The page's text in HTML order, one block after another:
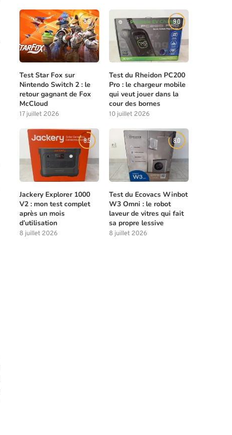
8.0
Test Star Fox sur
Nintendo Switch 2 : le
retour gagnant de Fox
McCloud
17 juillet 2026
9.0
Test du Rheidon PC200
Pro : le chargeur mobile
qui veut jouer dans la
cour des bornes
10 juillet 2026
8.5
Jackery Explorer 1000
V2 : mon test complet
après un mois
d’utilisation
8 juillet 2026
8.0
Test du Ecovacs Winbot
W3 Omni : le robot
laveur de vitres qui fait
sa propre lessive
8 juillet 2026